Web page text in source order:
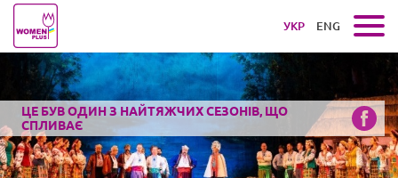
ЦЕ БУВ ОДИН З НАЙТЯЖЧИХ СЕЗОНІВ, ЩО
СПЛИВАЄ
УКР ENG